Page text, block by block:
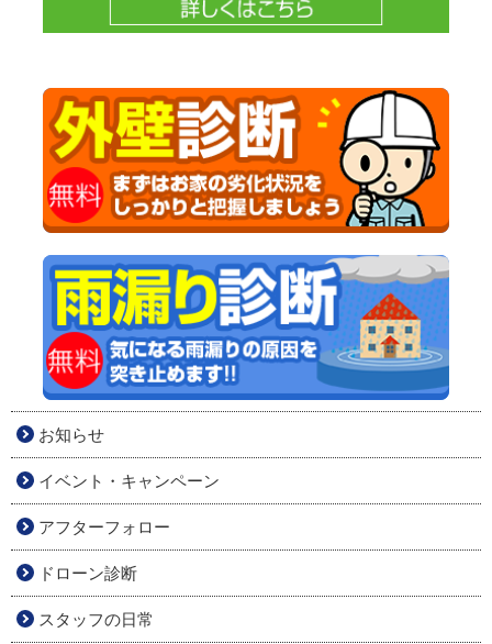
お知らせ
イベント・キャンペーン
アフターフォロー
ドローン診断
スタッフの日常